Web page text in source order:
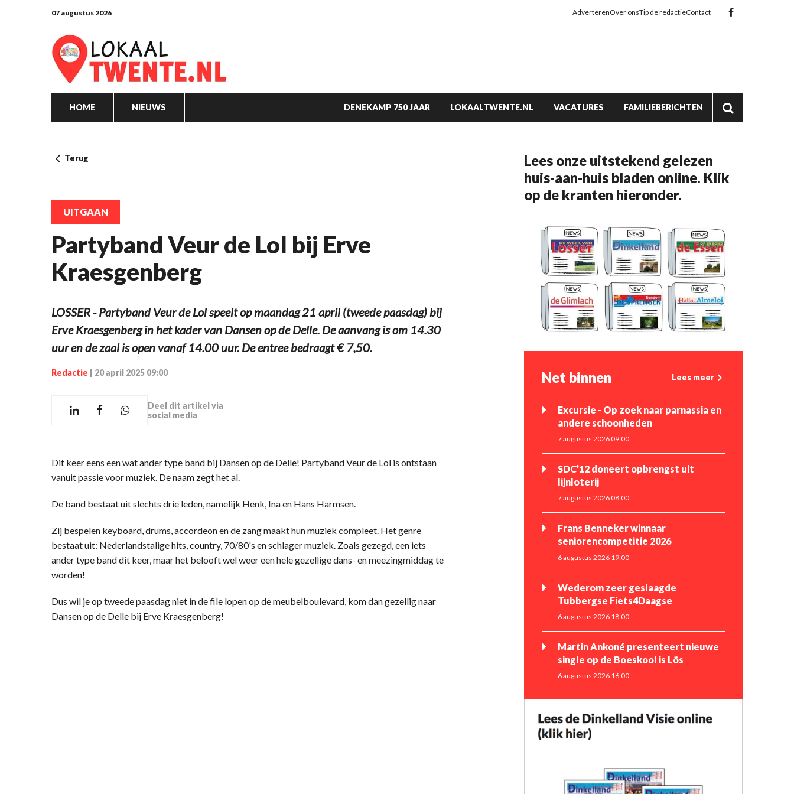
07 augustus 2026 AdverterenOver onsTip de redactieContact
HOME NIEUWS DENEKAMP 750 JAAR LOKAALTWENTE.NL VACATURES FAMILIEBERICHTEN
Terug
UITGAAN
Partyband Veur de Lol bij Erve
Kraesgenberg
LOSSER - Partyband Veur de Lol speelt op maandag 21 april (tweede paasdag) bij
Erve Kraesgenberg in het kader van Dansen op de Delle. De aanvang is om 14.30
uur en de zaal is open vanaf 14.00 uur. De entree bedraagt € 7,50.
Redactie 20 april 2025 09:00
Deel dit artikel via
social media
Dit keer eens een wat ander type band bij Dansen op de Delle! Partyband Veur de Lol is ontstaan
vanuit passie voor muziek. De naam zegt het al.
De band bestaat uit slechts drie leden, namelijk Henk, Ina en Hans Harmsen.
Zij bespelen keyboard, drums, accordeon en de zang maakt hun muziek compleet. Het genre
bestaat uit: Nederlandstalige hits, country, 70/80's en schlager muziek. Zoals gezegd, een iets
ander type band dit keer, maar het belooft wel weer een hele gezellige dans- en meezingmiddag te
worden!
Dus wil je op tweede paasdag niet in de file lopen op de meubelboulevard, kom dan gezellig naar
Dansen op de Delle bij Erve Kraesgenberg!
Lees onze uitstekend gelezen
huis-aan-huis bladen online. Klik
op de kranten hieronder.
Net binnen Lees meer
Excursie - Op zoek naar parnassia en
andere schoonheden
7 augustus 2026 09:00
SDC’12 doneert opbrengst uit
lijnloterij
7 augustus 2026 08:00
Frans Benneker winnaar
seniorencompetitie 2026
6 augustus 2026 19:00
Wederom zeer geslaagde
Tubbergse Fiets4Daagse
6 augustus 2026 18:00
Martin Ankoné presenteert nieuwe
single op de Boeskool is Lös
6 augustus 2026 16:00